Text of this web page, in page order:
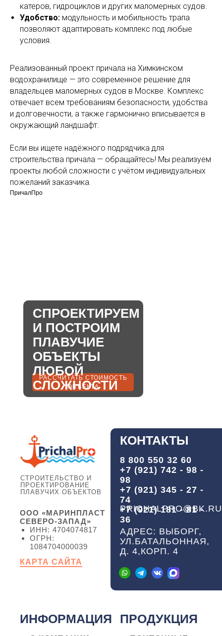
катеров, гидроциклов и других маломерных судов.
Удобство: модульность и мобильность трапа
позволяют адаптировать комплекс под любые
условия.
Реализованный проект причала на Химкинском
водохранилище — это современное решение для
владельцев маломерных судов в Москве. Комплекс
отвечает всем требованиям безопасности, удобства
и долговечности, а также гармонично вписывается в
окружающий ландшафт.
Если вы ищете надёжного подрядчика для
строительства причала — обращайтесь! Мы реализуем
проекты любой сложности с учётом индивидуальных
пожеланий заказчика.
ПричалПро
РАССЧИТАТЬ СТОИМОСТЬ
ОБЪЕКТА
СПРОЕКТИРУЕМ
И ПОСТРОИМ
ПЛАВУЧИЕ
ОБЪЕКТЫ
ЛЮБОЙ
СЛОЖНОСТИ
ООО «МАРИНПЛАСТ
СЕВЕРО-ЗАПАД»
ИНН: 4704074817
ОГРН:
1084704000039
СТРОИТЕЛЬСТВО И
ПРОЕКТИРОВАНИЕ
ПЛАВУЧИХ ОБЪЕКТОВ
ИНФОРМАЦИЯ ПРОДУКЦИЯ
КОНТАКТЫ
АДРЕС: ВЫБОРГ,
УЛ.БАТАЛЬОННАЯ,
Д. 4,КОРП. 4
КАРТА САЙТА
PRICHALPRO@BK.RU
8 800 550 32 60
+7 (921) 742 - 98 -
98
+7 (921) 345 - 27 -
74
+7 (921) 181 - 81 -
36